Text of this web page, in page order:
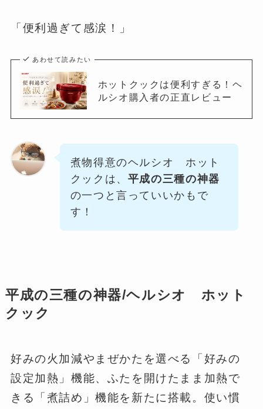
「便利過ぎて感涙！」
あわせて読みたい
ホットクックは便利すぎる！ヘ
ルシオ購入者の正直レビュー
煮物得意のヘルシオ ホット
クックは、 平成の三種の神器
の一つと言っていいかもで
す！
平成の三種の神器/ヘルシオ ホット
クック
好みの火加減やまぜかたを選べる「好みの
設定加熱」機能、ふたを開けたまま加熱で
きる「煮詰め」機能を新たに搭載。使い慣